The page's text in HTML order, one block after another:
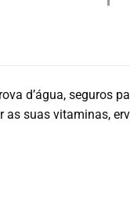
d’água, seguros
as suas vitaminas,